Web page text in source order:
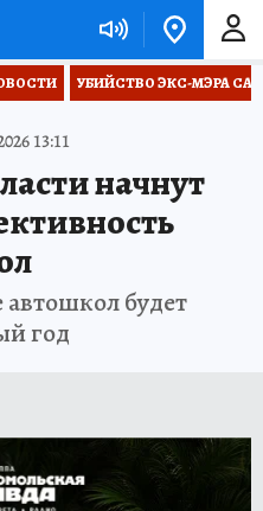
УБИЙСТВО ЭКС-МЭРА
13:11
начнут
будет
год